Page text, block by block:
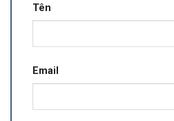
Tên
Email